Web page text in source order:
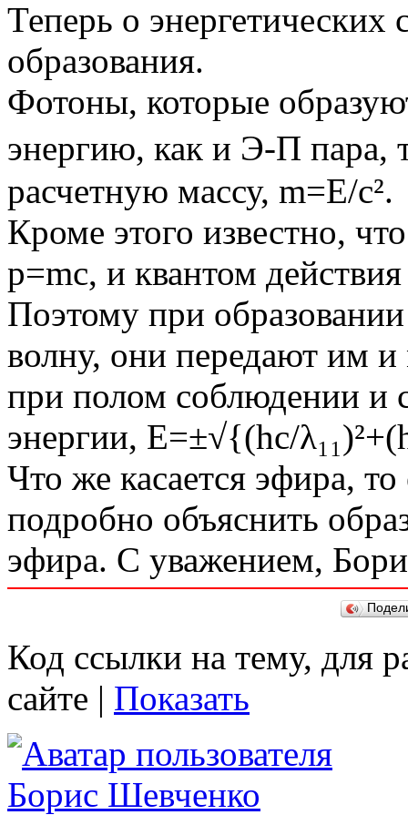
Теперь о энергетических
образования.
Фотоны, которые
энергию, как и Э-П пара,
расчетную массу, m=E/c².
Кроме этого известно,
р=mc, и квантом
Поэтому при
волну, они передают им
при полом соблюдении и
энергии, E=±√{(hc/
Что же касается эфира,
подробно объяснить
эфира. С уважением,
Код ссылки на тему, для
сайте | Показать
Борис Шевченко